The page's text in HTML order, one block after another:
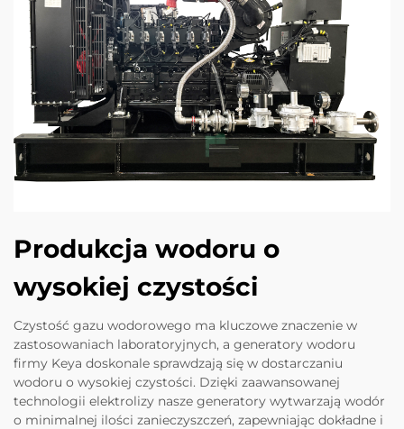
Produkcja wodoru o
wysokiej czystości
Czystość gazu wodorowego ma kluczowe znaczenie w
zastosowaniach laboratoryjnych, a generatory wodoru
firmy Keya doskonale sprawdzają się w dostarczaniu
wodoru o wysokiej czystości. Dzięki zaawansowanej
technologii elektrolizy nasze generatory wytwarzają wodór
o minimalnej ilości zanieczyszczeń, zapewniając dokładne i